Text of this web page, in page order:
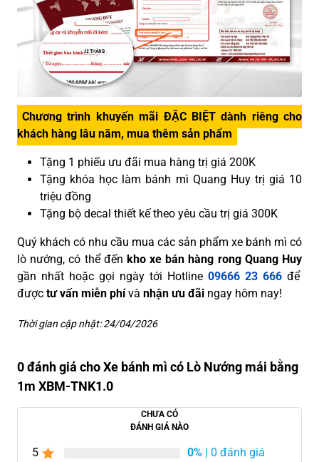
Chương trình khuyến mãi ĐẶC BIỆT dành riêng cho
khách hàng lâu năm, mua thêm sản phẩm
Tặng 1 phiếu ưu đãi mua hàng trị giá 200K
Tặng khóa học làm bánh mì Quang Huy trị giá 10
triệu đồng
Tặng bộ decal thiết kế theo yêu cầu trị giá 300K
Quý khách có nhu cầu mua các sản phẩm xe bánh mì có
lò nướng, có thể đến kho xe bán hàng rong Quang Huy
gần nhất hoặc gọi ngày tới Hotline 09666 23 666 để
được tư vấn miễn phívà nhận ưu đãi ngay hôm nay!
Thời gian cập nhật: 24/04/2026
0 đánh giá cho Xe bánh mì có Lò Nướng mái bằng
1m XBM-TNK1.0
CHƯA CÓ
ĐÁNH GIÁ NÀO
5 0% | 0 đánh giá